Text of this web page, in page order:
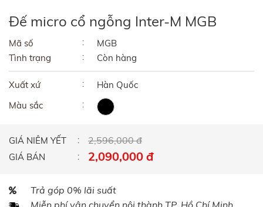
Đế micro cổ ngỗng Inter-M MGB
Mã số
MGB
Tình trạng
Còn hàng
Xuất xứ
Hàn Quốc
Màu sắc
GIÁ NIÊM YẾT 2,596,000 đ
GIÁ BÁN 2,090,000 đ
Trả góp 0% lãi suất
Miễn phí vận chuyển nội thành TP. Hồ Chí Minh